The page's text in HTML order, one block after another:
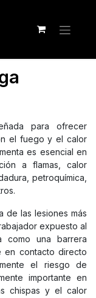
para ofrecer
el fuego y el calor
es esencial en
a flamas, calor
petroquímica,
de las lesiones más
expuesto al
como una barrera
en contacto directo
el riesgo de
importante en
chispas y el calor